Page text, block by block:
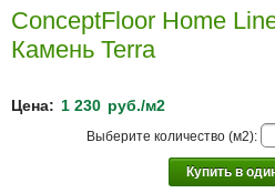
ConceptFloor Home
Камень Terra
Цена: 1 230 руб./м2
Выберите количество (м2):
Купить в